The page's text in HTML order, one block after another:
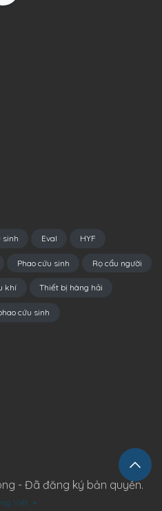
sinh Eval HYF
Phao cứu sinh Rọ cẩu người
khí Thiết bị hàng hải
cứu sinh
- Đã đăng ký bản quyền.
Việt